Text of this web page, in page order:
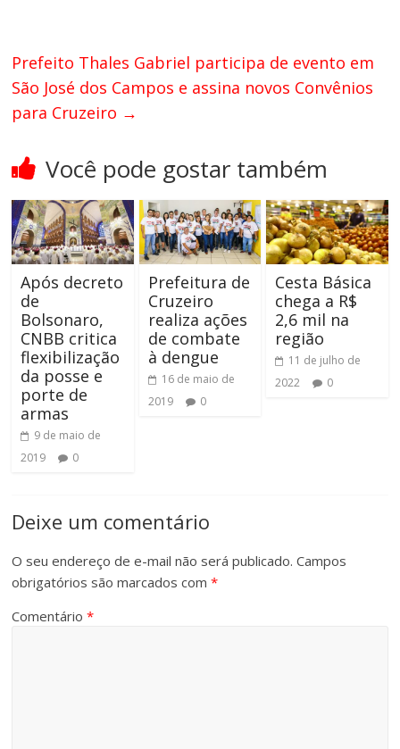
Prefeito Thales Gabriel participa de evento em
São José dos Campos e assina novos Convênios
para Cruzeiro →
Você pode gostar também
Após decreto
de
Bolsonaro,
CNBB critica
flexibilização
da posse e
porte de
armas
9 de maio de
2019
0
Prefeitura de
Cruzeiro
realiza ações
de combate
à dengue
16 de maio de
2019
0
Cesta Básica
chega a R$
2,6 mil na
região
11 de julho de
2022
0
Deixe um comentário
O seu endereço de e-mail não será publicado. Campos
obrigatórios são marcados com*
Comentário*